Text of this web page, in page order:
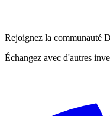
Rejoignez la communauté
Échangez avec d'autres